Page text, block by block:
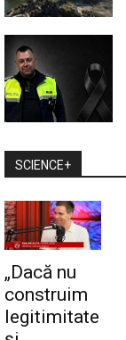
SCIENCE+
„Dacă nu
construim
legitimitate